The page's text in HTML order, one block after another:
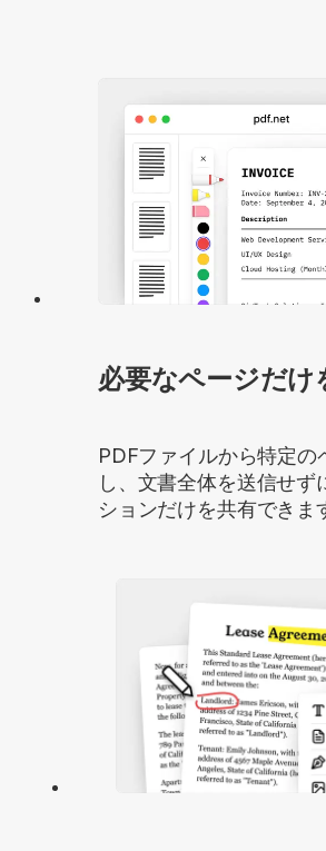
必要なページだけ
PDFファイルから特定の
し、文書全体を送信せず
ションだけを共有できま